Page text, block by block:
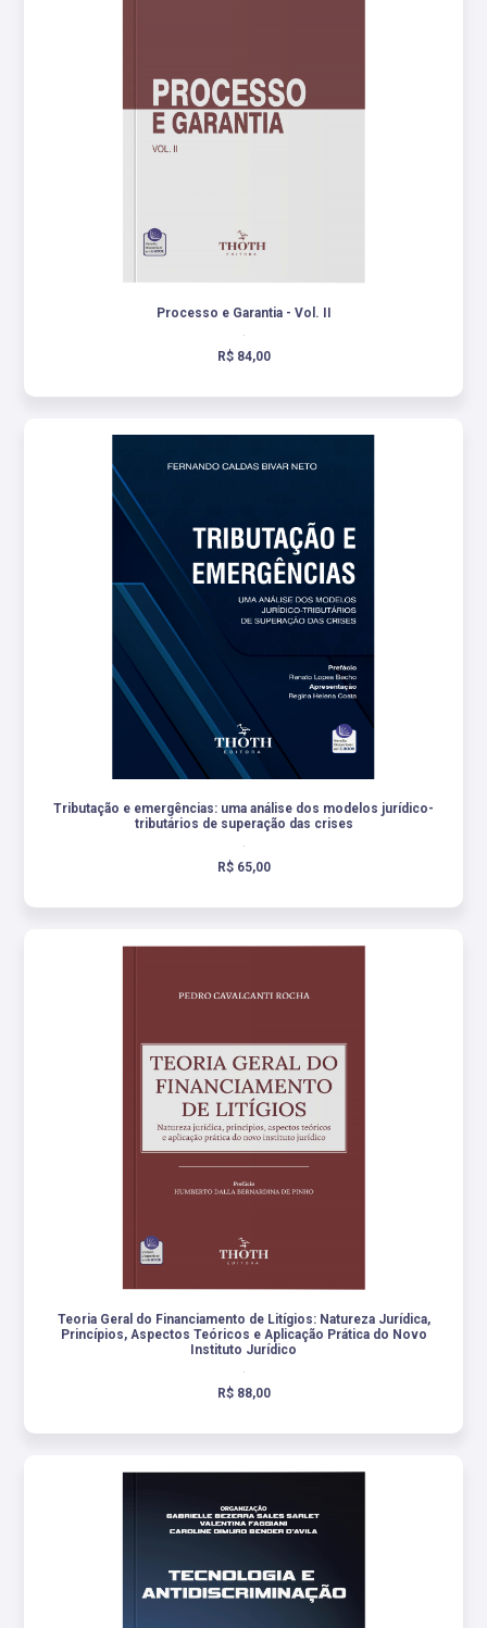
Processo e Garantia - Vol. II
R$ 84,00
Tributação e emergências: uma análise dos modelos jurídico-
tributários de superação das crises
R$ 65,00
Teoria Geral do Financiamento de Litígios: Natureza Jurídica,
Princípios, Aspectos Teóricos e Aplicação Prática do Novo
Instituto Jurídico
.
R$ 88,00